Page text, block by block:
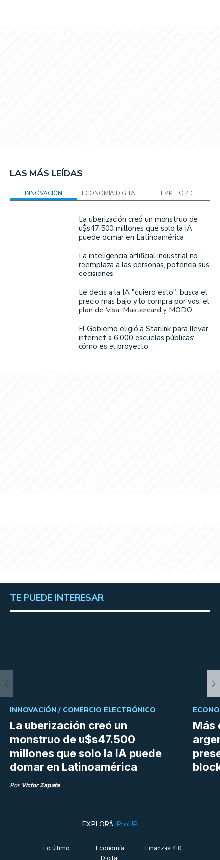
LAS MÁS LEÍDAS
INNOVACIÓN ECONOMÍA DIGITAL EMPLEO 4.0
La uberización creó un monstruo de
u$s47.500 millones que solo la IA
puede domar en Latinoamérica
La inteligencia artificial industrial no
reemplaza a las personas, potencia sus
decisiones
Le decís a la IA "quiero esto", busca el
precio más bajo y lo compra por vos: el
plan de Visa, Mastercard y MODO
El Gobierno eligió a Starlink para llevar
internet a 6.000 escuelas públicas:
cómo es el proyecto
TE PUEDE INTERESAR
La uberización creó un
monstruo de u$s47.500
millones que solo la IA puede
domar en Latinoamérica
INNOVACIÓN / COMERCIO ELECTRÓNICO
Por Víctor Zapata
Más
EXPLORÁ iProUP
Lo último
Economía
Digital
Finanzas 4.0